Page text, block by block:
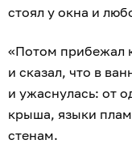
стоял у окна и
«Потом прибежал
и сказал, что в
и ужаснулась: от
крыша, языки
стенам.